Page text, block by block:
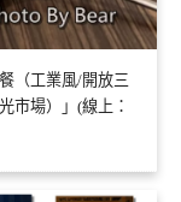
（工業風/開放三
市場）」(線上：